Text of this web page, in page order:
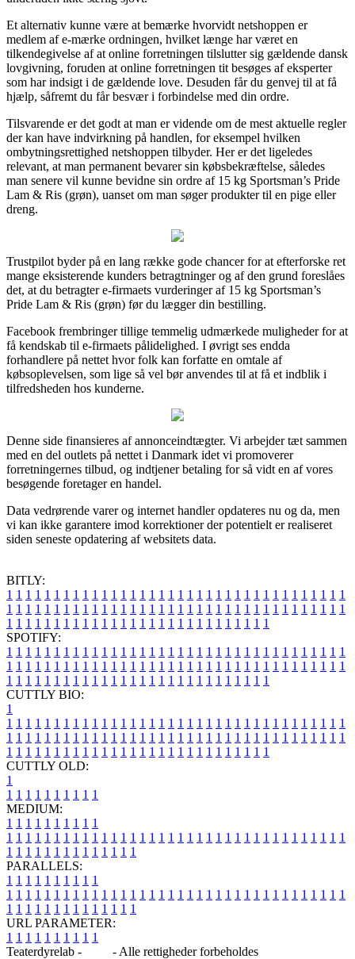
Et alternativ kunne være at bemærke hvorvidt netshoppen er
medlem af e-mærke ordningen, hvilket længe har været en
tilkendegivelse af at online forretningen tilslutter sig gældende dansk
lovgivning, foruden at online forretningen tit besøges af eksperter
som har indsigt i de gældende love. Desuden får du genvej til at få
hjælp, såfremt du får besvær i forbindelse med din ordre.
Tilsvarende er det godt at man er vidende om de mest aktuelle regler
der kan have indvirkning på handlen, for eksempel hvilken
ombytningsrettighed netshoppen tilbyder. Her er det ligeledes
relevant, at man permanent bevarer sin købsbekræftelse, således
man senere vil kunne bevidne sin ordre af 15 kg Sportsman’s Pride
Lam & Ris (grøn), uanset om man søger produkter til en pige eller
dreng.
Trustpilot byder på en lang række gode chancer for at efterforske ret
mange eksisterende kunders betragtninger og af den grund foreslåes
det, at du betragter e-firmaets vurderinger af 15 kg Sportsman’s
Pride Lam & Ris (grøn) før du lægger din bestilling.
Facebook frembringer tillige temmelig udmærkede muligheder for at
få kendskab til e-firmaets pålidelighed. I øvrigt ses endda
forhandlere på nettet hvor folk kan forfatte en omtale af
købsoplevelsen, som lige så vel bør anvendes til at få et indblik i
tilfredsheden hos kunderne.
Denne side finansieres af annonceindtægter. Vi arbejder tæt sammen
med en del outlets på nettet i Danmark idet vi promoverer
forretningernes tilbud, og indtjener betaling for så vidt en af vores
besøgende foretager en handel.
Data vedrørende varer og internet handler opdateres nu og da, men
vi kan ikke garantere imod korrektioner der potentielt er realiseret
siden seneste opdatering af websitets data.
BITLY:
1 1 1 1 1 1 1 1 1 1 1 1 1 1 1 1 1 1 1 1 1 1 1 1 1 1 1 1 1 1 1 1 1 1 1 1
1 1 1 1 1 1 1 1 1 1 1 1 1 1 1 1 1 1 1 1 1 1 1 1 1 1 1 1 1 1 1 1 1 1 1 1
1 1 1 1 1 1 1 1 1 1 1 1 1 1 1 1 1 1 1 1 1 1 1 1 1 1 1 1
SPOTIFY:
1 1 1 1 1 1 1 1 1 1 1 1 1 1 1 1 1 1 1 1 1 1 1 1 1 1 1 1 1 1 1 1 1 1 1 1
1 1 1 1 1 1 1 1 1 1 1 1 1 1 1 1 1 1 1 1 1 1 1 1 1 1 1 1 1 1 1 1 1 1 1 1
1 1 1 1 1 1 1 1 1 1 1 1 1 1 1 1 1 1 1 1 1 1 1 1 1 1 1 1
CUTTLY BIO:
1
1 1 1 1 1 1 1 1 1 1 1 1 1 1 1 1 1 1 1 1 1 1 1 1 1 1 1 1 1 1 1 1 1 1 1 1
1 1 1 1 1 1 1 1 1 1 1 1 1 1 1 1 1 1 1 1 1 1 1 1 1 1 1 1 1 1 1 1 1 1 1 1
1 1 1 1 1 1 1 1 1 1 1 1 1 1 1 1 1 1 1 1 1 1 1 1 1 1 1 1
CUTTLY OLD:
1
1 1 1 1 1 1 1 1 1 1
MEDIUM:
1 1 1 1 1 1 1 1 1 1
1 1 1 1 1 1 1 1 1 1 1 1 1 1 1 1 1 1 1 1 1 1 1 1 1 1 1 1 1 1 1 1 1 1 1 1
1 1 1 1 1 1 1 1 1 1 1 1 1 1
PARALLELS:
1 1 1 1 1 1 1 1 1 1
1 1 1 1 1 1 1 1 1 1 1 1 1 1 1 1 1 1 1 1 1 1 1 1 1 1 1 1 1 1 1 1 1 1 1 1
1 1 1 1 1 1 1 1 1 1 1 1 1 1
URL PARAMETER:
1 1 1 1 1 1 1 1 1 1
Teaterdyrelab -
- Alle rettigheder forbeholdes